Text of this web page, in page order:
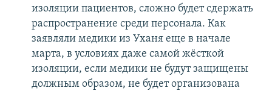
изоляции пациентов, сложно будет сдержать
распространение среди персонала. Как
заявляли медики из Уханя еще в начале
марта, в условиях даже самой жёсткой
изоляции, если медики не будут защищены
должным образом, не будет организована